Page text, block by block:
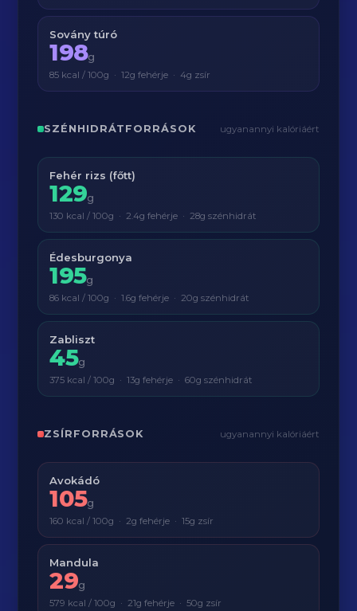
Sovány túró
198g
85 kcal / 100g · 12g fehérje · 4g zsír
SZÉNHIDRÁTFORRÁSOK ugyanannyi kalóriáért
Fehér rizs (főtt)
129g
130 kcal / 100g · 2.4g fehérje · 28g szénhidrát
Édesburgonya
195g
86 kcal / 100g · 1.6g fehérje · 20g szénhidrát
Zabliszt
45g
375 kcal / 100g · 13g fehérje · 60g szénhidrát
ZSÍRFORRÁSOK ugyanannyi kalóriáért
Avokádó
105g
160 kcal / 100g · 2g fehérje · 15g zsír
Mandula
29g
579 kcal / 100g · 21g fehérje · 50g zsír